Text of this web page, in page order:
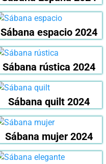
Sábana espacio 2024
Sábana rústica 2024
Sábana quilt 2024
Sábana mujer 2024